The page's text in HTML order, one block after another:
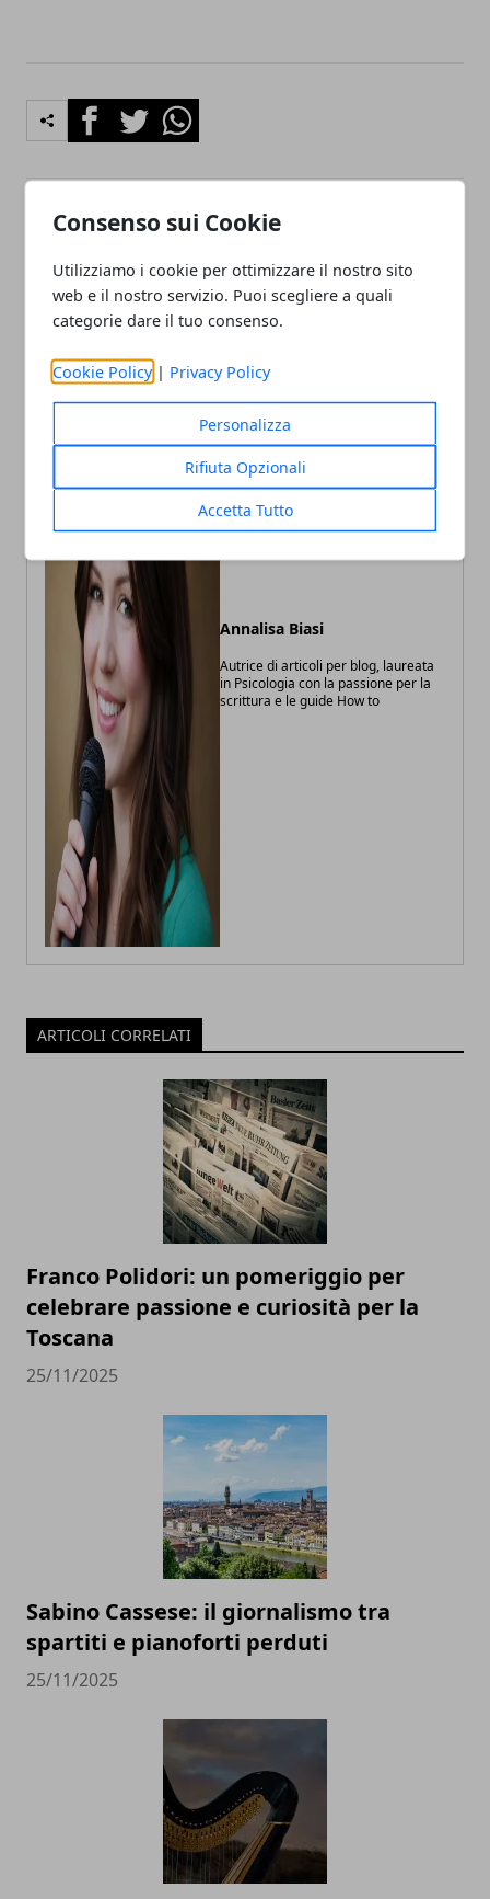
Consenso sui Cookie
Utilizziamo i cookie per ottimizzare il nostro sito
web e il nostro servizio. Puoi scegliere a quali
categorie dare il tuo consenso.
Cookie Policy | Privacy Policy
Personalizza
Rifiuta Opzionali
Accetta Tutto
FacebookTwitterWhatsapp
Articolo Precedente
nodo degli alloggi vuoti e
la partita sull’ERS
Firenze, Casini chiede di
ripristinare le agevolazioni
e-bike per gli abbonati TPL
Annalisa Biasi
Autrice di articoli per blog, laureata
in Psicologia con la passione per la
scrittura e le guide How to
ARTICOLI CORRELATI
Franco Polidori: un pomeriggio per
celebrare passione e curiosità per la
Toscana
25/11/2025
Sabino Cassese: il giornalismo tra
spartiti e pianoforti perduti
25/11/2025